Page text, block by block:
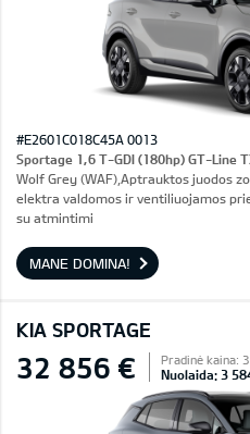
#E2601C018C45A 0013
Sportage 1,6 T-GDI (180hp) GT-Line
Wolf Grey (WAF),Aptrauktos juodos
elektra valdomos ir ventiliuojamos
su atmintimi
MANE DOMINA!
KIA SPORTAGE
32 856 € Pradinė kaina:
Nuolaida: 3